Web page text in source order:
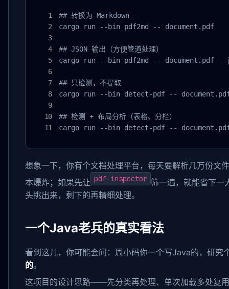
## 转换为 Markdown
cargo run --bin pdf2md -- document.pdf
## JSON 输出（方便管道处理）
cargo run --bin pdf2md -- document.pdf --
## 只检测，不提取
cargo run --bin detect-pdf --
## 检测 + 布局分析（表格、分栏）
cargo run --bin detect-pdf --
想象一下，你有个文档处理平台，每天要解析几万份文
本爆炸；如果先让 pdf-inspector 筛一遍，就能省下一
头挑出来，剩下的再精细处理。
一个Java老兵的真实看法
看到这儿，你可能会问：周小码你一个写Java的，研究
的。
这项目的设计思路——先分类再处理、单次加载多处复